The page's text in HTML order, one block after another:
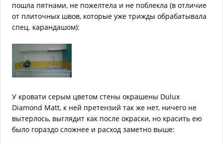
пошла пятнами, не пожелтела и не поблекла (в отличие
от плиточных швов, которые уже трижды обрабатывала
спец. карандашом):
У кровати серым цветом стены окрашены Dulux
Diamond Matt, к ней претензий так же нет, ничего не
вытерлось, выглядит как после окраски, но красить ею
было гораздо сложнее и расход заметно выше: